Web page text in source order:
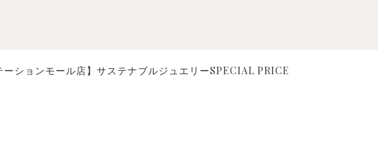
ーションモール店】サステナブルジュエリーSPECIAL PRICE